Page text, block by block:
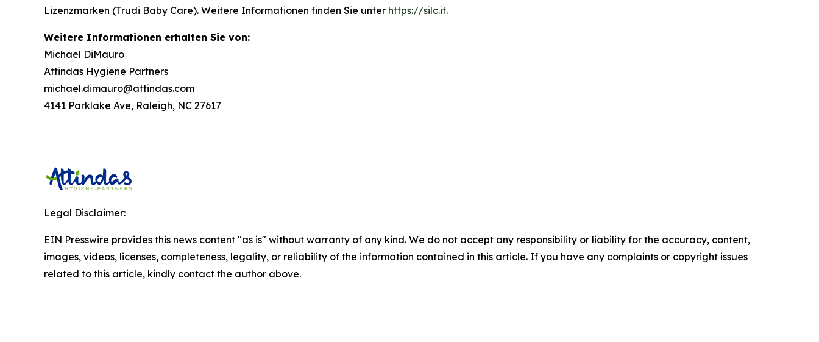
Lizenzmarken (Trudi Baby Care). Weitere Informationen finden Sie unter https://silc.it.
Weitere Informationen erhalten Sie von:
Michael DiMauro
Attindas Hygiene Partners
michael.dimauro@attindas.com
4141 Parklake Ave, Raleigh, NC 27617
Legal Disclaimer:
EIN Presswire provides this news content "as is" without warranty of any kind. We do not accept any responsibility or liability for the accuracy, content,
images, videos, licenses, completeness, legality, or reliability of the information contained in this article. If you have any complaints or copyright issues
related to this article, kindly contact the author above.